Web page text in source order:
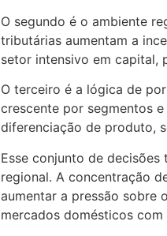
O segundo é o ambiente
tributárias aumentam a
setor intensivo em capital,
O terceiro é a lógica de
crescente por segmentos
diferenciação de produto,
Esse conjunto de
regional. A concentração
aumentar a pressão sobre
mercados domésticos